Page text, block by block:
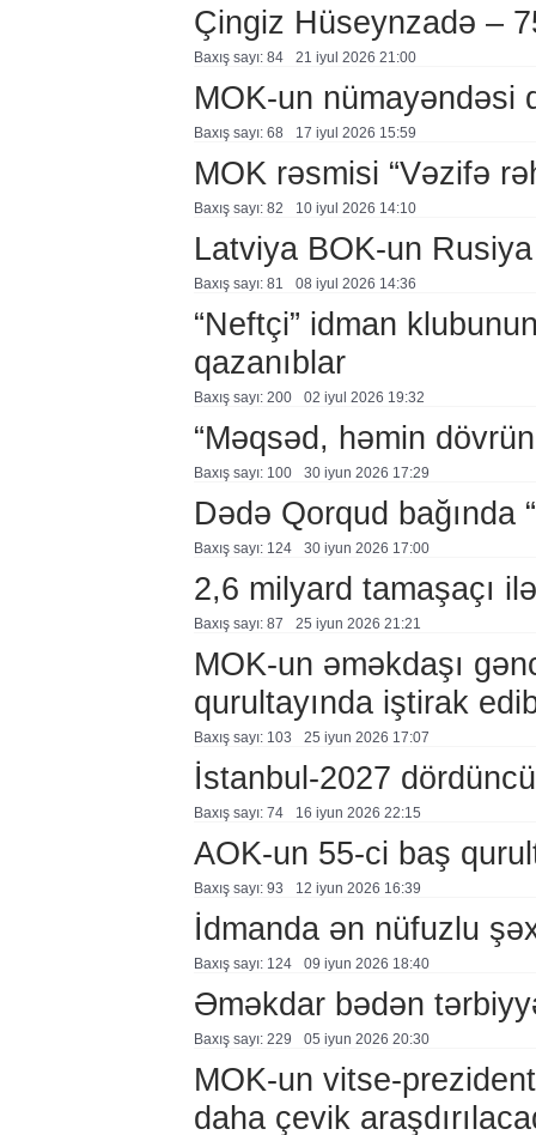
Çingiz Hüseynzadə –
Baxış sayı: 84 21 i̇yul 2026 21:00
MOK-un nümayəndəsi
Baxış sayı: 68 17 i̇yul 2026 15:59
MOK rəsmisi “Vəzifə
Baxış sayı: 82 10 i̇yul 2026 14:10
Latviya BOK-un
Baxış sayı: 81 08 i̇yul 2026 14:36
“Neftçi” idman
qazanıblar
Baxış sayı: 200 02 i̇yul 2026 19:32
“Məqsəd, həmin
Baxış sayı: 100 30 i̇yun 2026 17:29
Dədə Qorqud bağında
Baxış sayı: 124 30 i̇yun 2026 17:00
2,6 milyard tamaşaçı
Baxış sayı: 87 25 i̇yun 2026 21:21
MOK-un əməkdaşı
qurultayında iştirak
Baxış sayı: 103 25 i̇yun 2026 17:07
İstanbul-2027
Baxış sayı: 74 16 i̇yun 2026 22:15
AOK-un 55-ci baş
Baxış sayı: 93 12 i̇yun 2026 16:39
İdmanda ən nüfuzlu
Baxış sayı: 124 09 i̇yun 2026 18:40
Əməkdar bədən
Baxış sayı: 229 05 i̇yun 2026 20:30
MOK-un vitse-
daha çevik